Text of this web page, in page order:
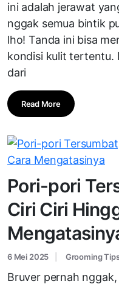
ini adalah jerawat
nggak semua bintik
lho! Tanda ini bisa
kondisi kulit tertentu.
dari
Read More
Pori-pori
Ciri Ciri
6 Mei 2025 Grooming
Bruver pernah